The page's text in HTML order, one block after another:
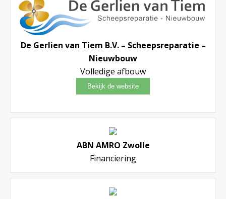
De Gerlien van Tiem B.V. – Scheepsreparatie –
Nieuwbouw
Volledige afbouw
ABN AMRO Zwolle
Financiering